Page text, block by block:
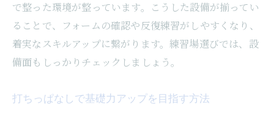
効率的なゴルフ練習ができる施設選び
ゴルフ練習場の会員制プランの魅力とは
月島エリアで通いやすい練習場の特徴
ゴルフ練習効率を上げるポイント紹介
で整った環境が整っています。こうした設備が揃ってい
ることで、フォームの確認や反復練習がしやすくなり、
着実なスキルアップに繋がります。練習場選びでは、設
備面もしっかりチェックしましょう。
打ちっぱなしで基礎力アップを目指す方法